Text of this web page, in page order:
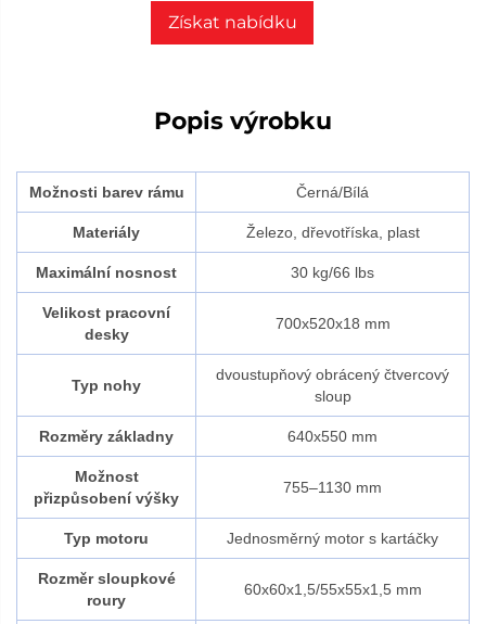
Získat nabídku
Popis výrobku
Možnosti barev rámu Černá/Bílá
Materiály Železo, dřevotříska, plast
Maximální nosnost 30 kg/66 lbs
Velikost pracovní
desky
700x520x18 mm
Typ nohy
dvoustupňový obrácený čtvercový
sloup
Rozměry základny 640x550 mm
Možnost
přizpůsobení výšky
755–1130 mm
Typ motoru Jednosměrný motor s kartáčky
Rozměr sloupkové
roury
60x60x1,5/55x55x1,5 mm